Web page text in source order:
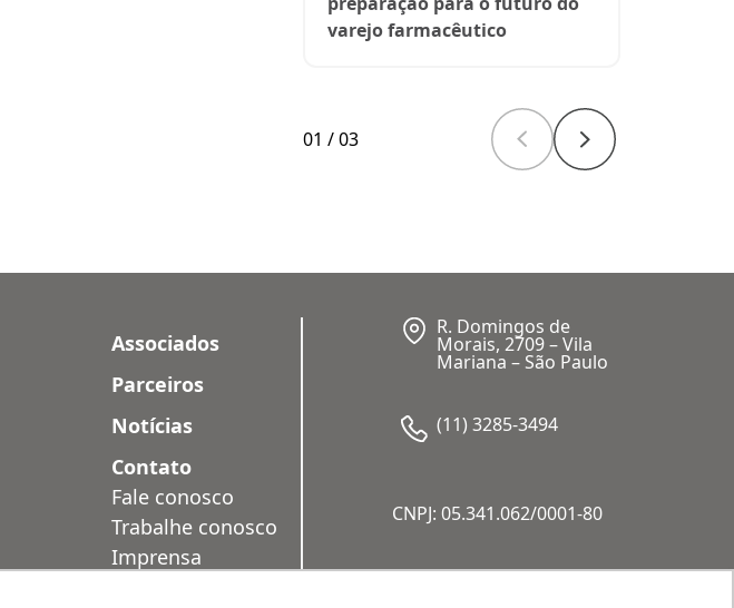
varejo farmacêutico
01 /03
Associados
Parceiros
Notícias
Contato
Fale conosco
Trabalhe conosco
Imprensa
R. Domingos de
Morais, 2709 – Vila
Mariana – São Paulo
(11) 3285-3494
CNPJ: 05.341.062/0001-80